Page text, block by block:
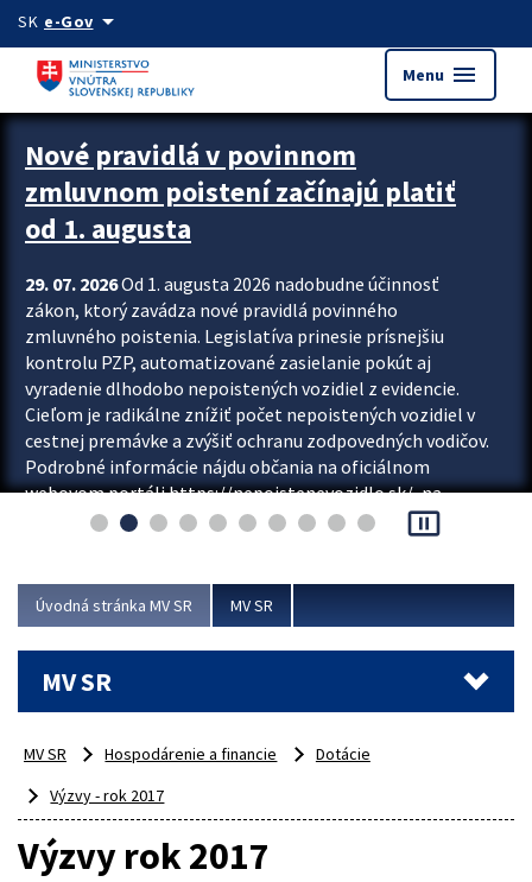
Preskocit na hlavný obsah
SK e-Govarrow_drop_down
Menu menu
Zastavit automatický posun upútavok
Nové pravidlá v povinnom
zmluvnom poistení začínajú platiť
od 1. augusta
29. 07. 2026Od 1. augusta 2026 nadobudne účinnosť
zákon, ktorý zavádza nové pravidlá povinného
zmluvného poistenia. Legislatíva prinesie prísnejšiu
kontrolu PZP, automatizované zasielanie pokút aj
vyradenie dlhodobo nepoistených vozidiel z evidencie.
Cieľom je radikálne znížiť počet nepoistených vozidiel v
cestnej premávke a zvýšiť ochranu zodpovedných vodičov.
Podrobné informácie nájdu občania na oficiálnom
webovom portáli https://nepoistenevozidlo.sk/, na
ktorom od augusta pribudne aj možnosť overiť si...
pause_presentation
Úvodná stránka MV SR MV SR
MV SR
MV SR Hospodárenie a financie
Dotácie
Výzvy - rok 2017
Výzvy rok 2017